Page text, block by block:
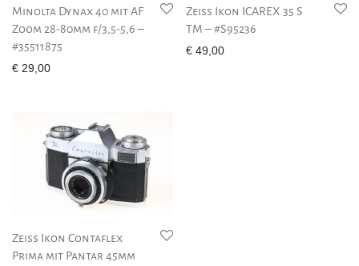
Minolta Dynax 40 mit AF
Zoom 28-80mm f/3,5-5,6 –
#35511875
€ 29,00
Zeiss Ikon ICAREX 35 S
TM – #S95236
€ 49,00
Zeiss Ikon Contaflex
Prima mit Pantar 45mm